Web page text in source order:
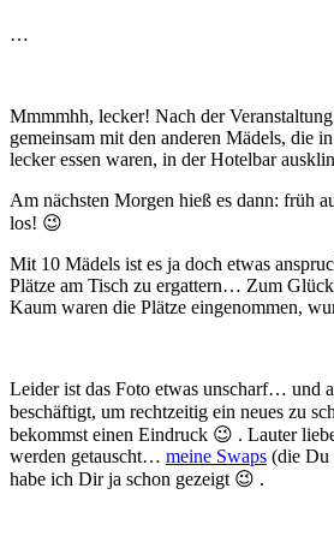
…
Mmmmhh, lecker! Nach der
gemeinsam mit den anderen Mädels, die
lecker essen waren, in der Hotelbar
Am nächsten Morgen hieß es dann: früh
los! 😉
Mit 10 Mädels ist es ja doch etwas
Plätze am Tisch zu ergattern… Zum
Kaum waren die Plätze eingenommen,
Leider ist das Foto etwas unscharf… und
beschäftigt, um rechtzeitig ein neues zu
bekommst einen Eindruck 😉 . Lauter
werden getauscht… meine Swaps (die Du
habe ich Dir ja schon gezeigt 😉 .